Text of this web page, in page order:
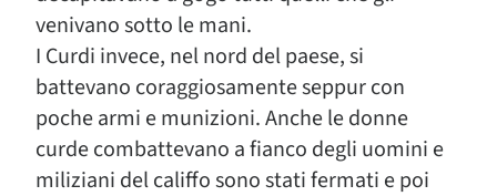
venivano sotto le mani.
I Curdi invece, nel nord del paese, si
battevano coraggiosamente seppur con
poche armi e munizioni. Anche le donne
curde combattevano a fianco degli uomini e
miliziani del califfo sono stati fermati e poi